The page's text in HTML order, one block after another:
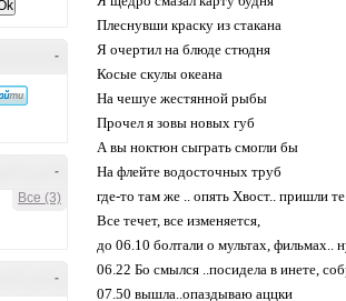
-
-
Все (3)
-
Плеснувши краску из стакана
Я очертил на блюде стюдня
Косые скулы океана
На чешуе жестянной рыбы
Прочел я зовы новых губ
А вы ноктюн сыграть смогли бы
На флейте водосточных труб
где-то там же .. опять Хвост.. пришли
Все течет, все изменяется,
до 06.10 болтали о мультах, фильмах..
06.22 Бо смылся ..посидела в инете,
07.50 вышла..опаздываю аццки